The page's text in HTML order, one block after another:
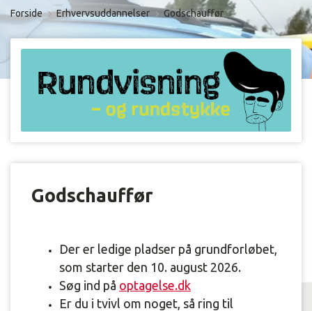
Forside Erhvervsuddannelser Godschauffør
Godschauffør
Der er ledige pladser på grundforløbet,
som starter den 10. august 2026.
Søg ind på optagelse.dk
Er du i tvivl om noget, så ring til